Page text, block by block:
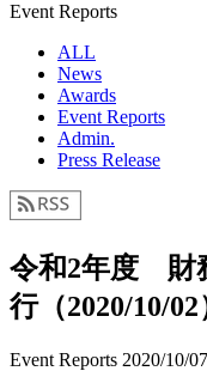
Event Reports
ALL
News
Awards
Event Reports
Admin.
Press Release
令和2年度 財
行（2020/10/02
Event Reports 2020/10/07